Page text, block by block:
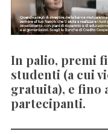
In palio, premi
studenti (a cui
gratuita), e fino
partecipanti.